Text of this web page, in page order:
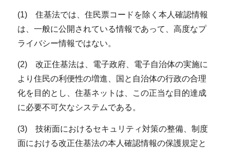
(1) 住基法では、住民票コードを除く本人確認情報
は、一般に公開されている情報であって、高度なプ
ライバシー情報ではない。
(2) 改正住基法は、電子政府、電子自治体の実施に
より住民の利便性の増進、国と自治体の行政の合理
化を目的とし、住基ネットは、この正当な目的達成
に必要不可欠なシステムである。
(3) 技術面におけるセキュリティ対策の整備、制度
面における改正住基法の本人確認情報の保護規定と